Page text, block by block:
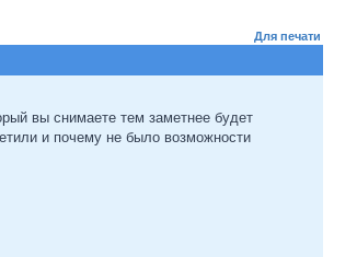
Для печати
вы снимаете тем заметнее будет
и почему не было возможности